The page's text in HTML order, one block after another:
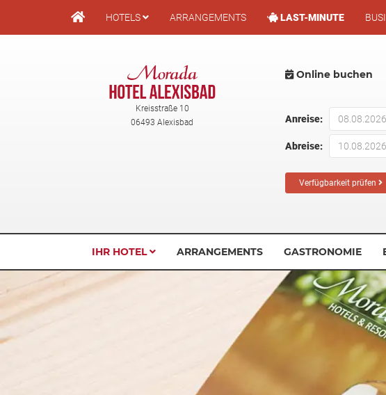
Inhalt
HOTELS ARRANGEMENTS LAST-MINUTE
Kreisstraße 10
06493 Alexisbad
Online buchen
Anreise:
Abreise:
Verfügbarkeit prüfen
IHR HOTEL ARRANGEMENTS GASTRONOMIE